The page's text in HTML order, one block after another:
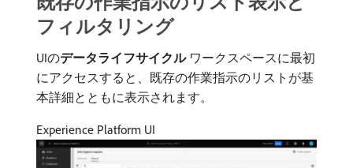
フィルタリング
UIの​データライフサイクルワークスペースに最初
にアクセスすると、既存の作業指示のリストが基
本詳細とともに表示されます。
Experience Platform UI